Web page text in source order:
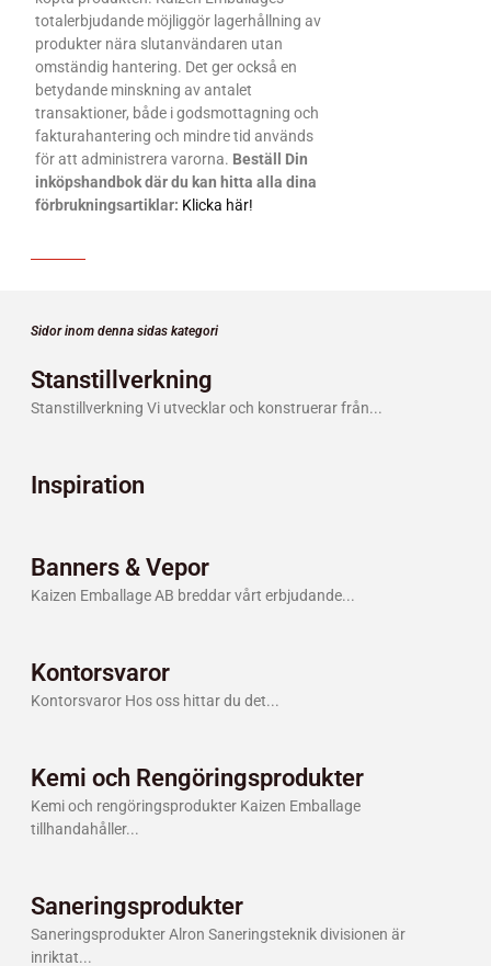
totalerbjudande möjliggör lagerhållning av
produkter nära slutanvändaren utan
omständig hantering. Det ger också en
betydande minskning av antalet
transaktioner, både i godsmottagning och
fakturahantering och mindre tid används
för att administrera varorna. Beställ Din
inköpshandbok där du kan hitta alla dina
förbrukningsartiklar: Klicka här!
Sidor inom denna sidas kategori
Stanstillverkning
Stanstillverkning Vi utvecklar och konstruerar från
Inspiration
Banners & Vepor
Kaizen Emballage AB breddar vårt erbjudande
Kontorsvaror
Kontorsvaror Hos oss hittar du det
Kemi och Rengöringsprodukter
Kemi och rengöringsprodukter Kaizen Emballage
tillhandahåller
Saneringsprodukter
Saneringsprodukter Alron Saneringsteknik divisionen är
inriktat